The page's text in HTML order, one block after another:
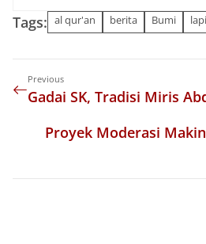
Tags: al qur'an berita Bumi
Previous
Gadai SK, Tradisi Miris
Proyek Moderasi